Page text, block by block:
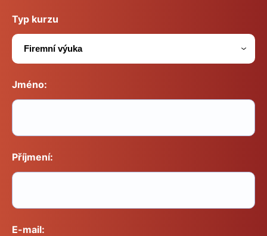
Typ kurzu
Jméno:
Příjmení:
E-mail: